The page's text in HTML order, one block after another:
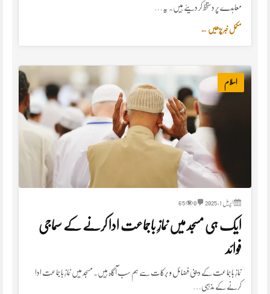
معاہدے پر دستخط کر دیئے ہیں۔ یہ…
مکمل خبر پڑھیں ←
اسلام
اپریل 1, 2025 0
65
ایک ہی مسجد میں نمازِ باجماعت ادا کرنے کے سماجی
فوائد
نمازِ باجماعت کے دینی فضائل و برکات سے ہم سب آگاہ ہیں۔ مسجد میں نمازِ باجماعت ادا
کرنے کے مذہبی…